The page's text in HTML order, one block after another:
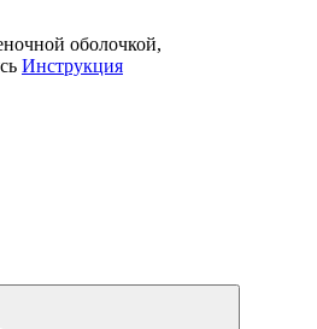
оболочкой,
Инструкция